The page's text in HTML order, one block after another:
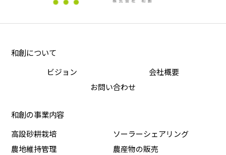
和創について
ビジョン
会社概要
お問い合わせ
和創の事業内容
高設砂耕栽培
ソーラーシェアリング
農地維持管理
農産物の販売